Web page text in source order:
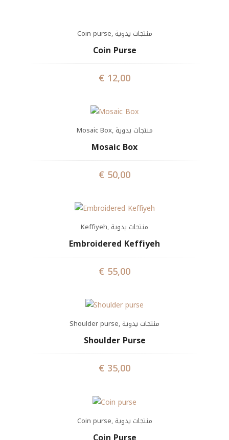
Coin purse, منتجات يدوية
Coin Purse
€ 12,00
Mosaic Box, منتجات يدوية
Mosaic Box
€ 50,00
Keffiyeh, منتجات يدوية
Embroidered Keffiyeh
€ 55,00
Shoulder purse, منتجات يدوية
Shoulder Purse
€ 35,00
Coin purse, منتجات يدوية